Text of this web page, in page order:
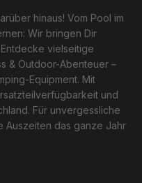
hinaus! Vom Pool im
Wir bringen Dir
vielseitige
& Outdoor-Abenteuer –
Equipment. Mit
und
Für unvergessliche
Auszeiten das ganze Jahr